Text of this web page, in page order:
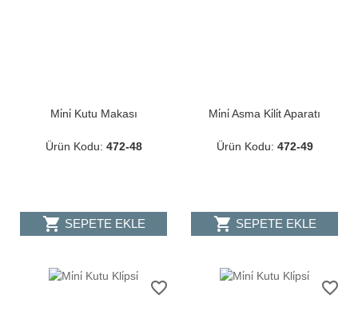
Mi̇ni̇ Kutu Makası
Ürün Kodu: 472-48
shopping_cart SEPETE EKLE
Mi̇ni̇ Asma Ki̇li̇t Aparatı
Ürün Kodu: 472-49
shopping_cart SEPETE EKLE
favorite_border favorite_border